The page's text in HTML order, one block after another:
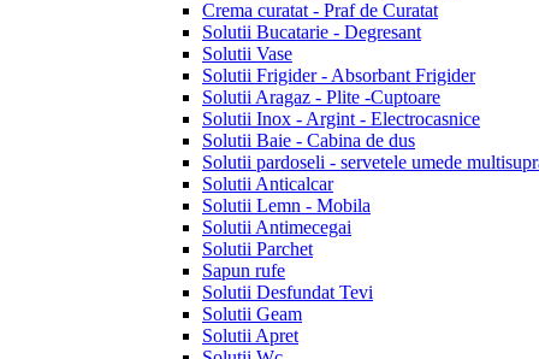
Crema curatat - Praf de Curatat
Solutii Bucatarie - Degresant
Solutii Vase
Solutii Frigider - Absorbant Frigider
Solutii Aragaz - Plite -Cuptoare
Solutii Inox - Argint - Electrocasnice
Solutii Baie - Cabina de dus
Solutii pardoseli - servetele umede
Solutii Anticalcar
Solutii Lemn - Mobila
Solutii Antimecegai
Solutii Parchet
Sapun rufe
Solutii Desfundat Tevi
Solutii Geam
Solutii Apret